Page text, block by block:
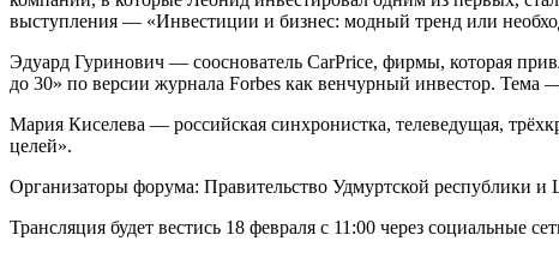
выступления — «Инвестиции и бизнес: модный тренд или
Эдуард Гуринович — сооснователь CarPrice, фирмы, которая
до 30» по версии журнала Forbes как венчурный инвестор.
Мария Киселева — российская синхронистка, телеведущая,
целей».
Организаторы форума: Правительство Удмуртской республики
Трансляция будет вестись 18 февраля с 11:00 через социальные